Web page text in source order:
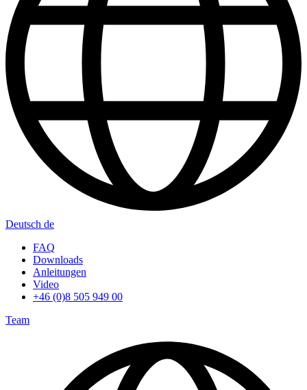
Deutsch de
FAQ
Downloads
Anleitungen
Video
+46 (0)8 505 949 00
Team